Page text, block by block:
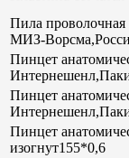
Пила
МИЗ-
Пинцет
Пинцет
Пинцет
изогнут155*0,6